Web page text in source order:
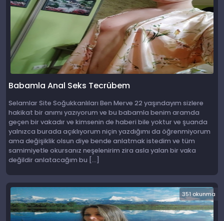
Babamla Anal Seks Tecrübem
Selamlar Site Soğukkanlıları Ben Merve 22 yaşındayım sizlere
hakikat bir anımı yazıyorum ve bu babamla benim aramda
geçen bir vakadır ve kimsenin de haberi bile yoktur ve şuanda
yalnızca burada açıklıyorum niçin yazdığımı da öğrenmiyorum
ama değişiklik olsun diye bende anlatmak istedim ve tüm
samimiyetle okursanız neşelenirim zira asla yalan bir vaka
değildir anlatacağım bu […]
351 okunma